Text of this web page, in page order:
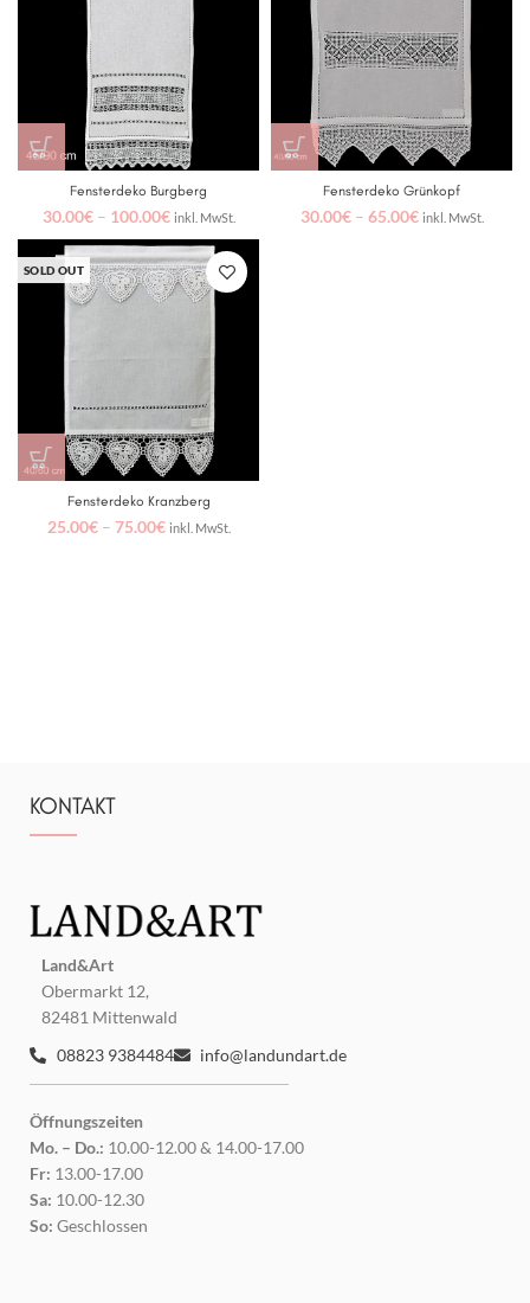
Fensterdeko Burgberg
30.00€– 100.00€ inkl. MwSt.
Fensterdeko Grünkopf
30.00€– 65.00€ inkl. MwSt.
SOLD OUT
Fensterdeko Kranzberg
25.00€– 75.00€ inkl. MwSt.
KONTAKT
Land&Art
Obermarkt 12,
82481 Mittenwald
08823 9384484
info@landundart.de
Öffnungszeiten
Mo. – Do.: 10.00-12.00 & 14.00-17.00
Fr: 13.00-17.00
Sa: 10.00-12.30
So: Geschlossen